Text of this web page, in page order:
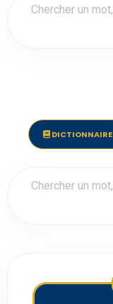
DICTIONNAIRE